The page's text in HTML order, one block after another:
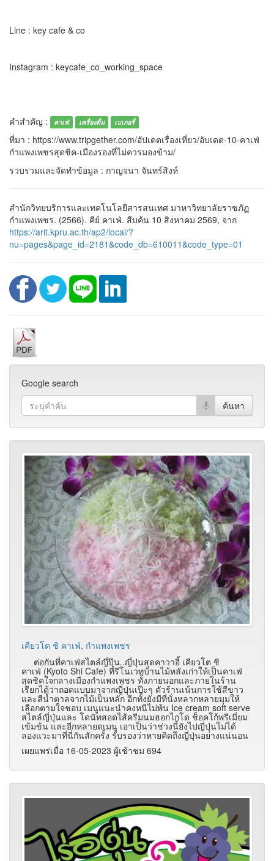
Line : key cafe & co
Instagram : keycafe_co_working_space
คำสำคัญ : คาเฟ่ เครื่องดื่ม เบเกอรี่
ที่มา : https://www.tripgether.com/อัปเดตเรื่องเที่ยว/อับเดต-10-คาเฟ่
กำแพงเพชรสุดชิค-เมืองรองที่ไม่ควรมองข้าม/
รวบรวมและจัดทำข้อมูล : กาญจนา จันทร์สิงห์
สำนักวิทยบริการและเทคโนโลยีสารสนเทศ มาหาวิทยาลัยราชภัฏ
กำแพงเพชร. (2566). คีย์ คาเฟ่. สืบค้น 10 สิงหาคม 2569, จาก
https://arit.kpru.ac.th/ap2/local/?
nu=pages&page_id=2181&code_db=610011&code_type=01
Google search
เคียวโต ชิ คาเฟ่, กำแพงเพชร
ต่อกันที่คาเฟ่สไตล์ญี่ปุ๊น..ญี่ปุ่นสุดคาวาอี้ เคียวโต ชิ
คาเฟ่ (Kyoto Shi Cafe) ที่รีโนเวทบ้านไม้หลังเก่าให้เป็นคาเฟ่
สุดชิคใจกลางเมืองกำแพงเพชร ทั้งภายนอกและภายในร้าน
เรียกได้ว่าถอดแบบมาจากญี่ปุ่นเป๊ะๆ ตัวร้านเน้นการใช้สีขาว
และสีน้ำตาลจากไม้เป็นหลัก อีกทั้งยังมีที่นั่งหลากหลายมุมให้
เลือกตามใจชอบ เมนูแนะนำคงหนีไม่พ้น Ice cream soft serve
สไตล์ญี่ปุ่นและ โดนัทสอดไส้ครีมนมฮอกไกโด ช็อคโก้พรีเมี่ยม
เข้มข้น และอีกหลายดเมนู เอาเป็นว่าช่วงนี้ยังไปญี่ปุ่นไม่ได้
ลองแวะมาที่นี่กันสักครั้ง รับรองว่าหายคิดถึงญี่ปุ่นอย่างแน่นอน
เผยแพร่เมื่อ 16-05-2023 ผู้เช้าชม 694